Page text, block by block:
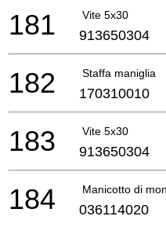
Vite 5x30
181 913650304
Staffa maniglia
182 170310010
Vite 5x30
183 913650304
Manicotto di
184 036114020